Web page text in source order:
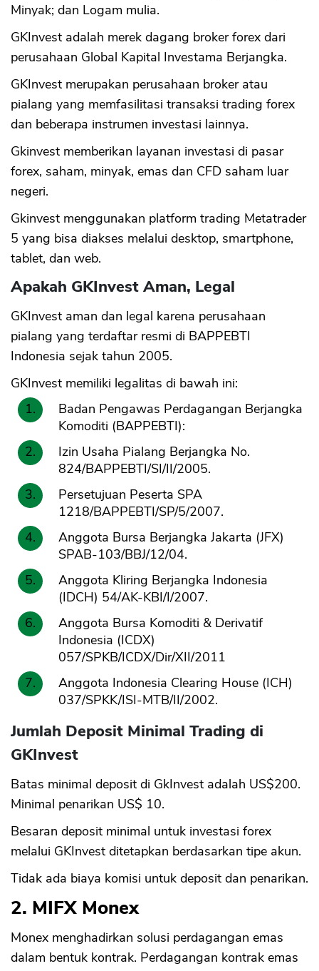
Minyak; dan Logam mulia.
GKInvest adalah merek dagang broker forex dari
perusahaan Global Kapital Investama Berjangka.
GKInvest merupakan perusahaan broker atau
pialang yang memfasilitasi transaksi trading forex
dan beberapa instrumen investasi lainnya.
Gkinvest memberikan layanan investasi di pasar
forex, saham, minyak, emas dan CFD saham luar
negeri.
Gkinvest menggunakan platform trading Metatrader
5 yang bisa diakses melalui desktop, smartphone,
tablet, dan web.
Apakah GKInvest Aman, Legal
GKInvest aman dan legal karena perusahaan
pialang yang terdaftar resmi di BAPPEBTI
Indonesia sejak tahun 2005.
GKInvest memiliki legalitas di bawah ini:
Badan Pengawas Perdagangan Berjangka
Komoditi (BAPPEBTI):
Izin Usaha Pialang Berjangka No.
824/BAPPEBTI/SI/II/2005.
Persetujuan Peserta SPA
1218/BAPPEBTI/SP/5/2007.
Anggota Bursa Berjangka Jakarta (JFX)
SPAB-103/BBJ/12/04.
Anggota Kliring Berjangka Indonesia
(IDCH) 54/AK-KBI/I/2007.
Anggota Bursa Komoditi & Derivatif
Indonesia (ICDX)
057/SPKB/ICDX/Dir/XII/2011
Anggota Indonesia Clearing House (ICH)
037/SPKK/ISI-MTB/II/2002.
Jumlah Deposit Minimal Trading di
GKInvest
Batas minimal deposit di GkInvest adalah US$200.
Minimal penarikan US$ 10.
Besaran deposit minimal untuk investasi forex
melalui GKInvest ditetapkan berdasarkan tipe akun.
Tidak ada biaya komisi untuk deposit dan penarikan.
2. MIFX Monex
Monex menghadirkan solusi perdagangan emas
dalam bentuk kontrak. Perdagangan kontrak emas